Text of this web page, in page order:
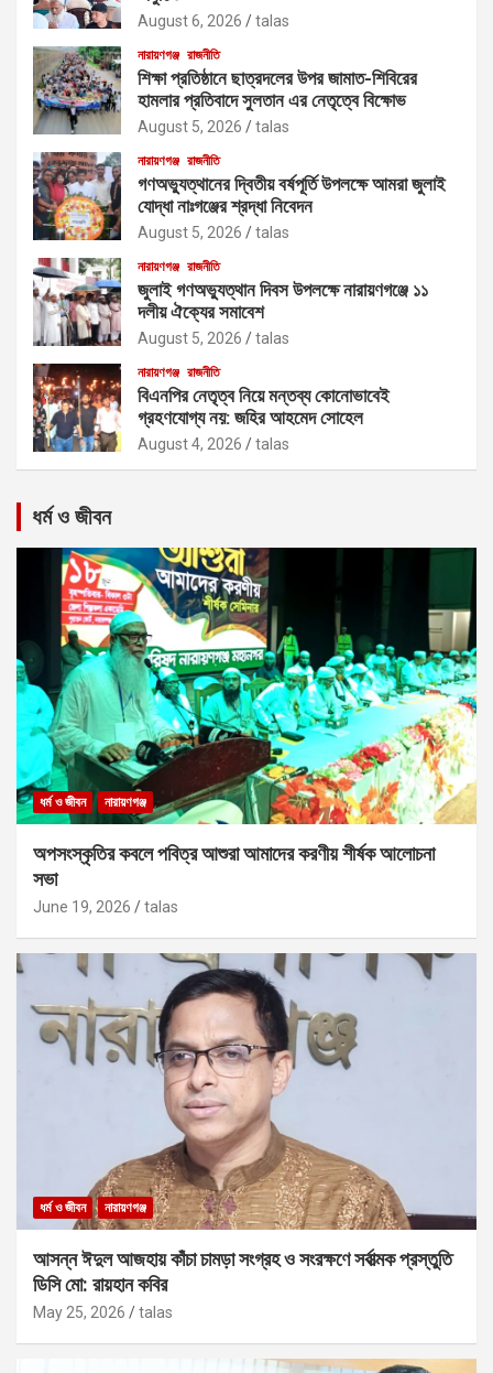
August 6, 2026 talas
নারায়ণগঞ্জ রাজনীতি
শিক্ষা প্রতিষ্ঠানে ছাত্রদলের উপর জামাত-শিবিরের
হামলার প্রতিবাদে সুলতান এর নেতৃত্বে বিক্ষোভ
August 5, 2026 talas
নারায়ণগঞ্জ রাজনীতি
গণঅভ্যুত্থানের দ্বিতীয় বর্ষপূর্তি উপলক্ষে আমরা জুলাই
যোদ্ধা নাঃগঞ্জের শ্রদ্ধা নিবেদন
August 5, 2026 talas
নারায়ণগঞ্জ রাজনীতি
জুলাই গণঅভ্যুত্থান দিবস উপলক্ষে নারায়ণগঞ্জে ১১
দলীয় ঐক্যের সমাবেশ
August 5, 2026 talas
নারায়ণগঞ্জ রাজনীতি
বিএনপির নেতৃত্ব নিয়ে মন্তব্য কোনোভাবেই
গ্রহণযোগ্য নয়: জহির আহমেদ সোহেল
August 4, 2026 talas
ধর্ম ও জীবন
ধর্ম ও জীবন নারায়ণগঞ্জ
অপসংস্কৃতির কবলে পবিত্র আশুরা আমাদের করণীয় শীর্ষক আলোচনা
সভা
June 19, 2026 talas
ধর্ম ও জীবন নারায়ণগঞ্জ
আসন্ন ঈদুল আজহায় কাঁচা চামড়া সংগ্রহ ও সংরক্ষণে সর্বাত্মক প্রস্তুতি
ডিসি মো: রায়হান কবির
May 25, 2026 talas